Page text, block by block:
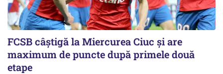
FCSB câştigă la Miercurea Ciuc şi are
maximum de puncte după primele două
etape